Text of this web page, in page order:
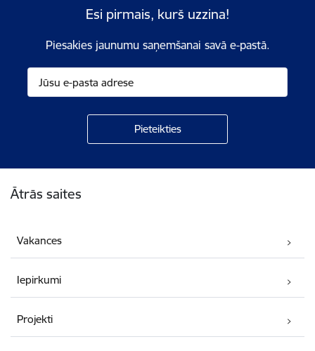
Esi pirmais, kurš uzzina!
Piesakies jaunumu saņemšanai savā e-pastā.
Ātrās saites
Vakances
Iepirkumi
Projekti